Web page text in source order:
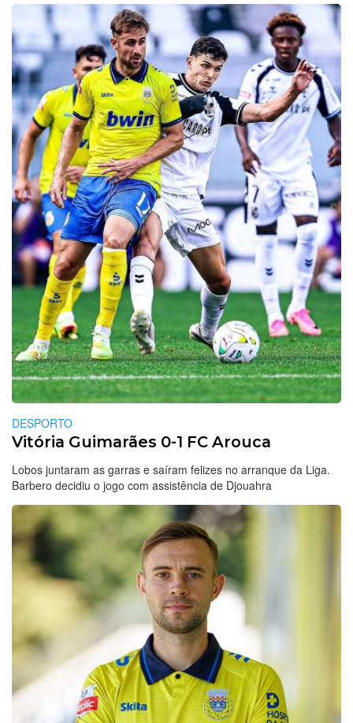
DESPORTO
Vitória Guimarães 0-1 FC Arouca
Lobos juntaram as garras e saíram felizes no arranque da Liga.
Barbero decidiu o jogo com assistência de Djouahra